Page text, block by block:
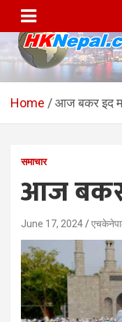
content
सञ्चालित
hknepal, hknepal.com,
Home आज बकर इद
समाचार
आज
June 17, 2024